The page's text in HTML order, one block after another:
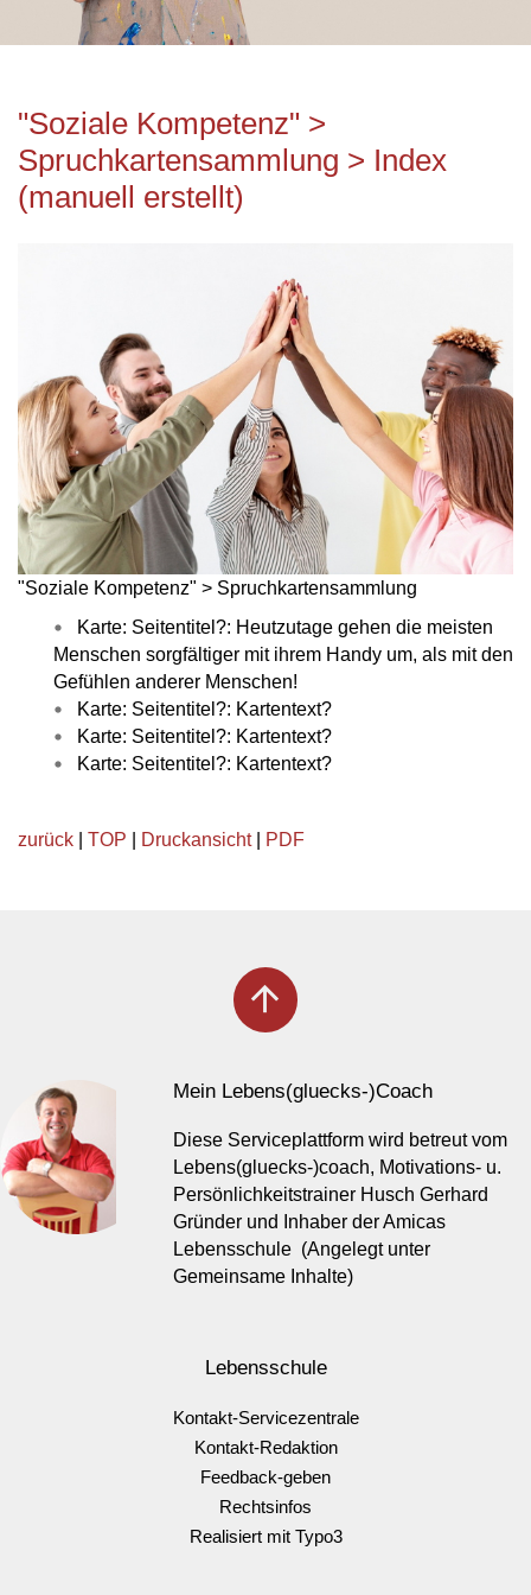
"Soziale Kompetenz" >
Spruchkartensammlung > Index
(manuell erstellt)
"Soziale Kompetenz" > Spruchkartensammlung
Karte: Seitentitel?: Heutzutage gehen die meisten
Menschen sorgfältiger mit ihrem Handy um, als mit den
Gefühlen anderer Menschen!
Karte: Seitentitel?: Kartentext?
Karte: Seitentitel?: Kartentext?
Karte: Seitentitel?: Kartentext?
zurück TOP Druckansicht| PDF
arrow_upward
Mein Lebens(gluecks-)Coach
Diese Serviceplattform wird betreut vom
Lebens(gluecks-)coach, Motivations- u.
Persönlichkeitstrainer Husch Gerhard
Gründer und Inhaber der Amicas
Lebensschule (Angelegt unter
Gemeinsame Inhalte)
Lebensschule
Kontakt-Servicezentrale
Kontakt-Redaktion
Feedback-geben
Rechtsinfos
Realisiert mit Typo3